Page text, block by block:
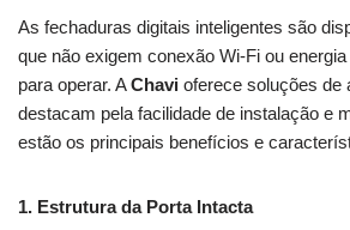
As fechaduras digitais inteligentes são
que não exigem conexão Wi-Fi ou
para operar. AChavi oferece soluções de
destacam pela facilidade de instalação e
estão os principais benefícios e
1. Estrutura da Porta Intacta